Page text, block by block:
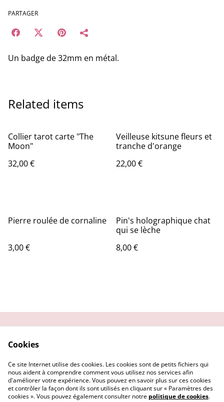
PARTAGER
Un badge de 32mm en métal.
Related items
Collier tarot carte "The
Moon"
32,00 €
Veilleuse kitsune fleurs et
tranche d'orange
22,00 €
Pierre roulée de cornaline
3,00 €
Pin's holographique chat
qui se lèche
8,00 €
Confidentialité
Demander un retour
Cookies
Cookies
Ce site Internet utilise des cookies. Les cookies sont de petits fichiers qui
nous aident à comprendre comment vous utilisez nos services afin
d'améliorer votre expérience. Vous pouvez en savoir plus sur ces cookies
et contrôler la façon dont ils sont utilisés en cliquant sur « Paramètres des
cookies ». Vous pouvez également consulter notre politique de cookies.